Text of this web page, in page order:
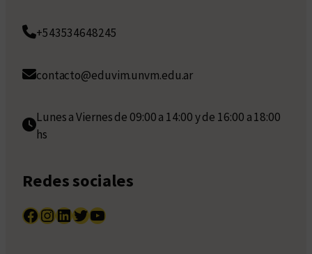
+543534648245
contacto@eduvim.unvm.edu.ar
Lunes a Viernes de 09:00 a 14:00 y de 16:00 a 18:00
hs
Redes sociales
Facebook InstagramLinkedIn Twitter YouTube